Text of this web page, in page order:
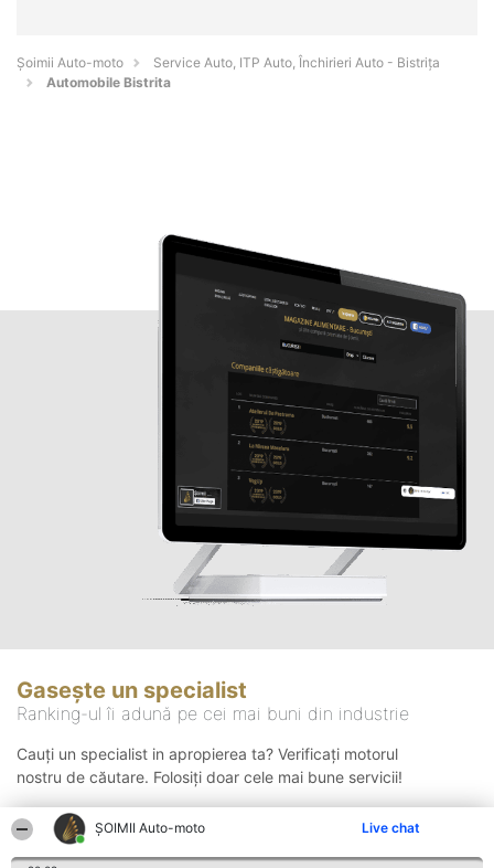
ȘOIMII Auto-moto Live chat
Șoimii Auto-moto
Service Auto, ITP Auto, Închirieri Auto - Bistriţa
Automobile Bistrita
Gasește un specialist
Ranking-ul îi adună pe cei mai buni din industrie
Cauți un specialist in apropierea ta? Verificați motorul
nostru de căutare. Folosiți doar cele mai bune servicii!